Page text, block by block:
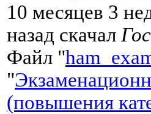
10 месяцев 3
назад скачал
Файл "
"
(повышения